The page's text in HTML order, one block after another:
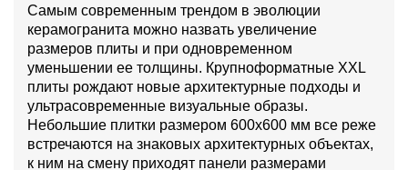
Самым современным трендом в эволюции
керамогранита можно назвать увеличение
размеров плиты и при одновременном
уменьшении ее толщины. Крупноформатные XXL
плиты рождают новые архитектурные подходы и
ультрасовременные визуальные образы.
Небольшие плитки размером 600х600 мм все реже
встречаются на знаковых архитектурных объектах,
к ним на смену приходят панели размерами